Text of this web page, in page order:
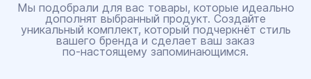
Мы подобрали для вас товары, которые идеально
дополнят выбранный продукт. Создайте
уникальный комплект, который подчеркнёт стиль
вашего бренда и сделает ваш заказ
по‑настоящему запоминающимся.